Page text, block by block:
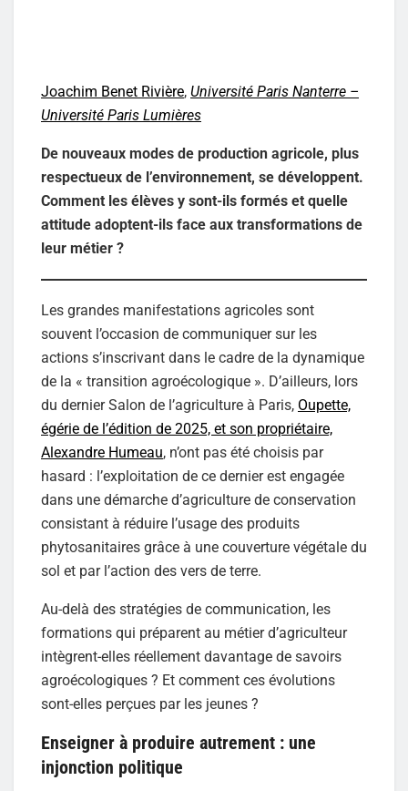
Joachim Benet Rivière, Université Paris Nanterre –
Université Paris Lumières
De nouveaux modes de production agricole, plus
respectueux de l’environnement, se développent.
Comment les élèves y sont-ils formés et quelle
attitude adoptent-ils face aux transformations de
leur métier ?
Les grandes manifestations agricoles sont
souvent l’occasion de communiquer sur les
actions s’inscrivant dans le cadre de la dynamique
de la « transition agroécologique ». D’ailleurs, lors
du dernier Salon de l’agriculture à Paris, Oupette,
égérie de l’édition de 2025, et son propriétaire,
Alexandre Humeau, n’ont pas été choisis par
hasard : l’exploitation de ce dernier est engagée
dans une démarche d’agriculture de conservation
consistant à réduire l’usage des produits
phytosanitaires grâce à une couverture végétale du
sol et par l’action des vers de terre.
Au-delà des stratégies de communication, les
formations qui préparent au métier d’agriculteur
intègrent-elles réellement davantage de savoirs
agroécologiques ? Et comment ces évolutions
sont-elles perçues par les jeunes ?
Enseigner à produire autrement : une
injonction politique